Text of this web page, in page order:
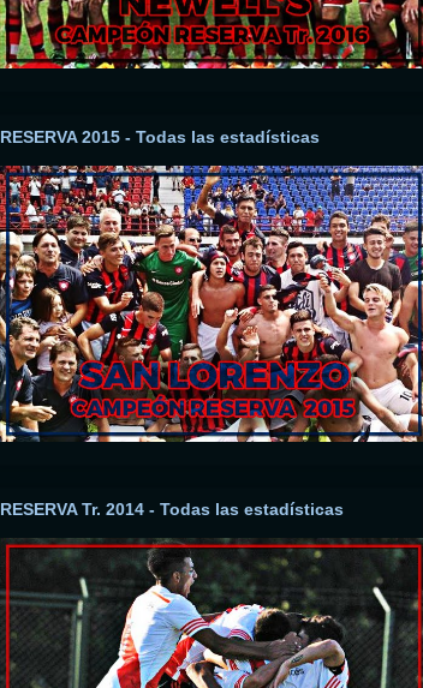
RESERVA 2015 - Todas las estadísticas
RESERVA Tr. 2014 - Todas las estadísticas